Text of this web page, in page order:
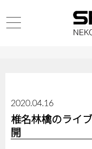
2020.04.16
椎名林檎のライ
開